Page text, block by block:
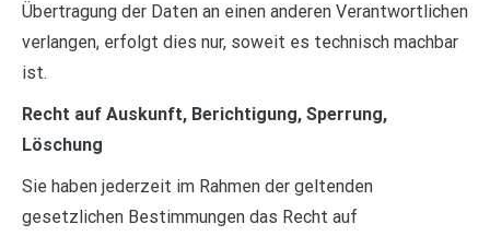
Übertragung der Daten an einen anderen Verantwortlichen
verlangen, erfolgt dies nur, soweit es technisch machbar
ist.
Recht auf Auskunft, Berichtigung, Sperrung,
Löschung
Sie haben jederzeit im Rahmen der geltenden
gesetzlichen Bestimmungen das Recht auf